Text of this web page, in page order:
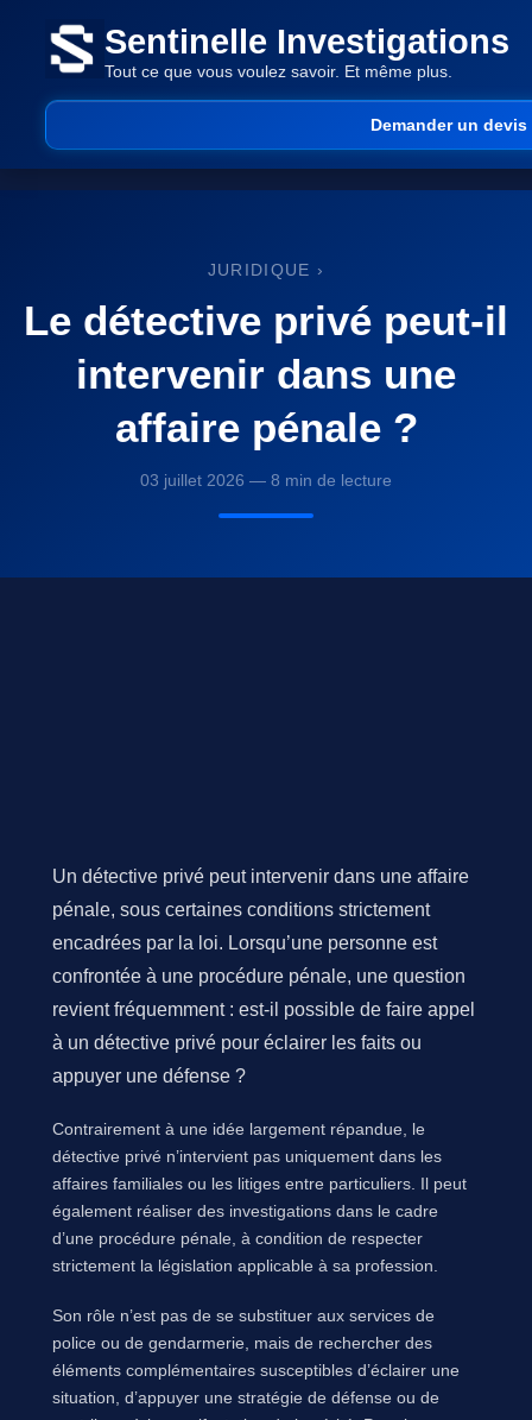
Sentinelle Investigations
Tout ce que vous voulez savoir. Et même plus.
Demander un devis
JURIDIQUE ›
Le détective privé peut-il
intervenir dans une
affaire pénale ?
03 juillet 2026 — 8 min de lecture
Un détective privé peut intervenir dans une affaire
pénale, sous certaines conditions strictement
encadrées par la loi. Lorsqu’une personne est
confrontée à une procédure pénale, une question
revient fréquemment : est-il possible de faire appel
à un détective privé pour éclairer les faits ou
appuyer une défense ?
Contrairement à une idée largement répandue, le
détective privé n’intervient pas uniquement dans les
affaires familiales ou les litiges entre particuliers. Il peut
également réaliser des investigations dans le cadre
d’une procédure pénale, à condition de respecter
strictement la législation applicable à sa profession.
Son rôle n’est pas de se substituer aux services de
police ou de gendarmerie, mais de rechercher des
éléments complémentaires susceptibles d’éclairer une
situation, d’appuyer une stratégie de défense ou de